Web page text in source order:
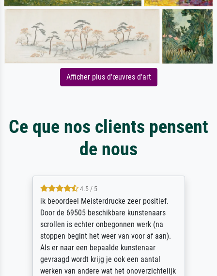
Afficher plus d'œuvres d'art
Ce que nos clients pensent
de nous
4.5 / 5
ik beoordeel Meisterdrucke zeer positief.
Door de 69505 beschikbare kunstenaars
scrollen is echter onbegonnen werk (na
stoppen begint het weer van voor af aan).
Als er naar een bepaalde kunstenaar
gevraagd wordt krijg je ook een aantal
werken van andere wat het onoverzichtelijk